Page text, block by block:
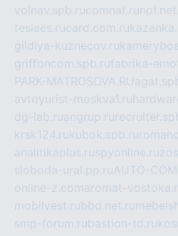
volnav.spb.rucomnat.ru
tesiaes.rucard.com.ru
gildiya-kuznecov.ru
griffoncom.spb.rufabrika-
PARK-MATROSOVA.RU
avtoyurist-moskva1.ru
dg-lab.ruangrup.ru
krsk124.rukubok.spb.ru
analitikaplus.ruspyonline.ru
sloboda-ural.pp.ruAUTO-
online-z.comaromat-
mobilvest.rubbd.net.ru
smp-forum.rubastion-td.ru